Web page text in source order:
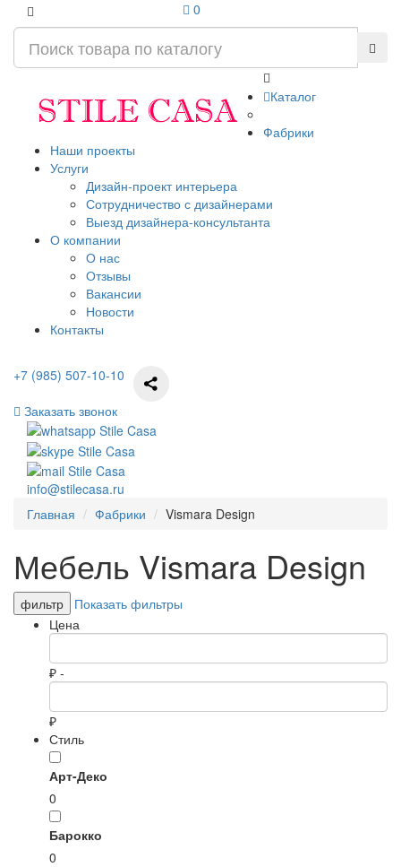
0
Каталог
Фабрики
Наши проекты
Услуги
Дизайн-проект интерьера
Сотрудничество с дизайнерами
Выезд дизайнера-консультанта
О компании
О нас
Отзывы
Вакансии
Новости
Контакты
+7 (985) 507-10-10
Заказать звонок
info@stilecasa.ru
Главная
Фабрики Vismara Design
Мебель Vismara Design
фильтр
Показать фильтры
Цена
₽ -
₽
Стиль
Арт-Деко
0
Барокко
0